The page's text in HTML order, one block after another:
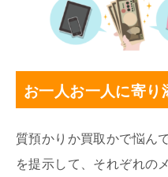
お一人お一人に寄り
質預かりか買取かで悩ん
を提示して、それぞれの